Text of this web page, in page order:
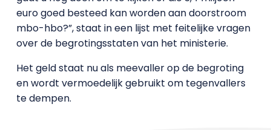
euro goed besteed kan worden aan doorstroom
mbo-hbo?”, staat in een lijst met feitelijke vragen
over de begrotingsstaten van het ministerie.
Het geld staat nu als meevaller op de begroting
en wordt vermoedelijk gebruikt om tegenvallers
te dempen.